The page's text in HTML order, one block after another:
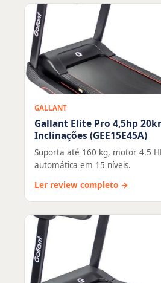
GALLANT
Gallant Elite Pro 4,5hp
Inclinações (GEE15E45A)
Suporta até 160 kg, motor 4.5
automática em 15 níveis.
Ler review completo →